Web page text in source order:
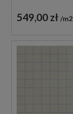
549,00 zł m2